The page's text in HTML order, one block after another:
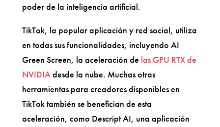
poder de la inteligencia artificial.
TikTok, la popular aplicación y red social, utiliza
en todas sus funcionalidades, incluyendo AI
Green Screen, la aceleración de las GPU RTX de
NVIDIAdesde la nube. Muchas otras
herramientas para creadores disponibles en
TikTok también se benefician de esta
aceleración, como Descript AI, una aplicación